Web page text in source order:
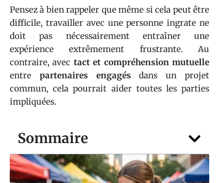
Sommaire
Pensez à bien rappeler que même si cela peut être
difficile, travailler avec une personne ingrate ne
doit pas nécessairement entraîner une
expérience extrêmement frustrante. Au
contraire, avec tact et compréhension mutuelle
entre partenaires engagés dans un projet
commun, cela pourrait aider toutes les parties
impliquées.